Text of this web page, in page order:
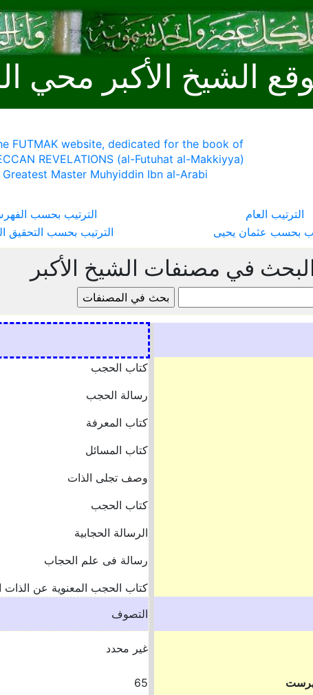
الشيخ الأكبر محي
FUTMAK website, dedicated for the book of
REVELATIONS (al-Futuhat al-Makkiyya)
Master Muhyiddin Ibn al-Arabi
الترتيب العام الترتيب بحسب
بحسب عثمان يحيى
الترتيب بحسب التحقيق
البحث في مصنفات الشيخ الأكبر
كتاب الحجب
رسالة الحجب
كتاب المعرفة
كتاب المسائل
وصف تجلى الذات
كتاب الحجب
الرسالة الحجابية
رسالة فى علم الحجاب
كتاب الحجب المعنوية عن الذات
التصوف
غير محدد
65